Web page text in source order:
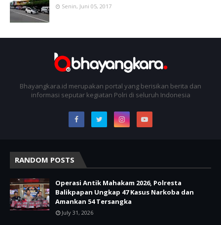
Senin, Juni 05, 2017
Bhayangkara.id merupakan portal yang berisikan berita dan
informasi seputar kegiatan Polri di seluruh Indonesia
RANDOM POSTS
Operasi Antik Mahakam 2026, Polresta
Balikpapan Ungkap 47 Kasus Narkoba dan
Amankan 54 Tersangka
July 31, 2026